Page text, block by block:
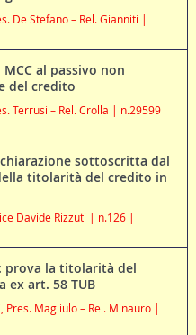
De Stefano – Rel. Gianniti |
MCC al passivo non
del credito
Terrusi – Rel. Crolla | n.29599
sottoscritta dal
titolarità del credito in
Davide Rizzuti | n.126 |
prova la titolarità del
ex art. 58 TUB
Magliulo – Rel. Minauro |